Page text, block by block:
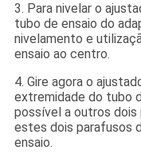
3. Para nivelar o
tubo de ensaio do
nivelamento e
ensaio ao centro.
4. Gire agora o
extremidade do tubo
possível a outros dois
estes dois parafusos
ensaio.